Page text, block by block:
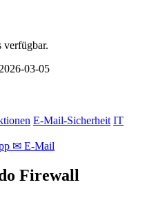
verfügbar.
03-05
E-Mail-Sicherheit IT
✉ E-Mail
Firewall